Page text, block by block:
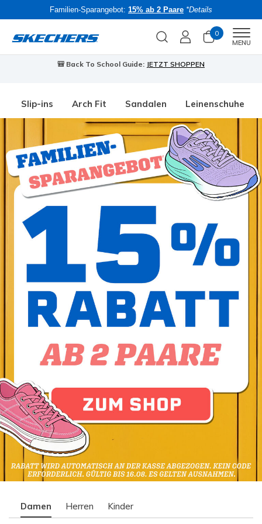
Familien-Sparangebot: 15% ab 2 Paare *Details
0
MENU
🎒 Back To School Guide: JETZT SHOPPEN
Slip-ins Arch Fit Sandalen Leinenschuhe
Damen Herren Kinder